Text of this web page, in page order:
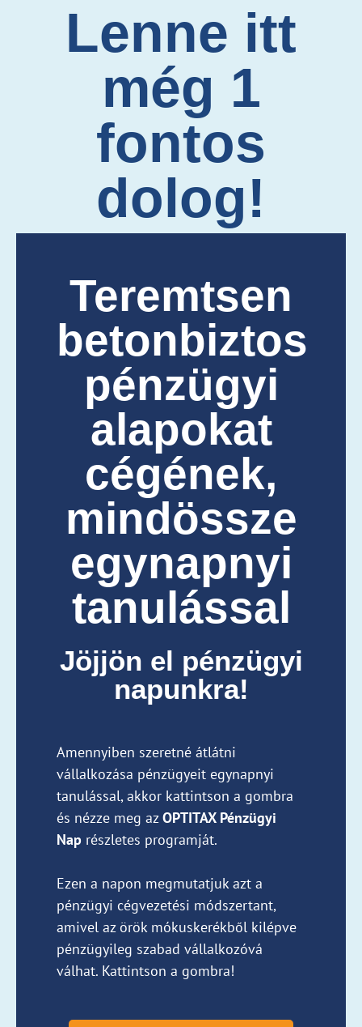
Lenne itt
még 1
fontos
dolog!
Teremtsen
betonbiztos
pénzügyi
alapokat
cégének,
mindössze
egynapnyi
tanulással
Jöjjön el pénzügyi
napunkra!
Amennyiben szeretné átlátni
vállalkozása pénzügyeit egynapnyi
tanulással, akkor kattintson a gombra
és nézze meg azOPTITAX Pénzügyi
Nap részletes programját.
Ezen a napon megmutatjuk azt a
pénzügyi cégvezetési módszertant,
amivel az örök mókuskerékből kilépve
pénzügyileg szabad vállalkozóvá
válhat. Kattintson a gombra!